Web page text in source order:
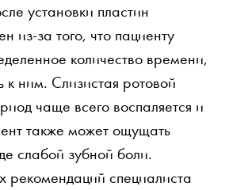
установки пластин
из-за того, что пациенту
количество времени,
к ним. Слизистая ротовой
чаще всего воспаляется и
также может ощущать
слабой зубной боли.
рекомендаций специалиста